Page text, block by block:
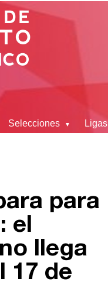
Selecciones ▼ Ligas
para
el
llega
17 de